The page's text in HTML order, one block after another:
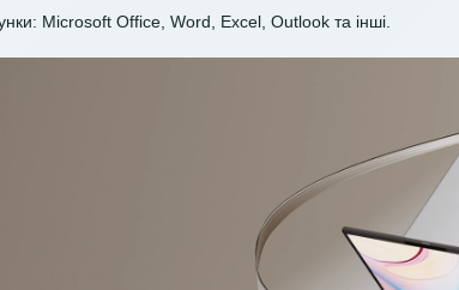
Microsoft Office, Word, Excel, Outlook та інші.